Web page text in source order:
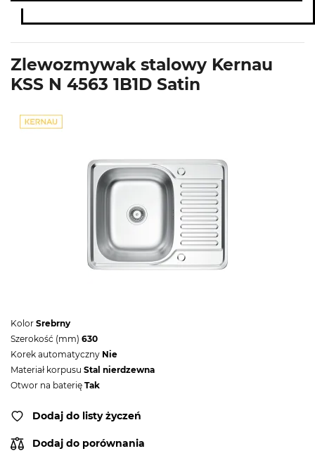
Zlewozmywak stalowy Kernau
KSS N 4563 1B1D Satin
Kolor Srebrny
Szerokość (mm) 630
Korek automatyczny Nie
Materiał korpusu Stal nierdzewna
Otwor na baterię Tak
Dodaj do listy życzeń
Dodaj do porównania